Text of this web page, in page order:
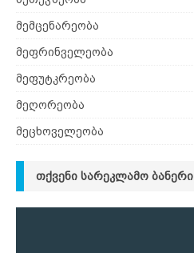
მემცენარეობა
მეფრინველეობა
მეფუტკრეობა
მეღორეობა
მეცხოველეობა
ᲗᲥᲕᲔᲜᲘ ᲡᲐᲠᲔᲙᲚᲐᲛᲝ ᲑᲐᲜᲔᲠᲘ